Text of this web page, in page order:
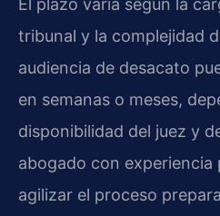
El plazo varía según la
tribunal y la complejidad
audiencia de desacato
en semanas o meses,
disponibilidad del juez y
abogado con experiencia
agilizar el proceso